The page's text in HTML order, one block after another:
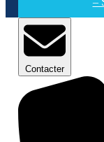
Contacter